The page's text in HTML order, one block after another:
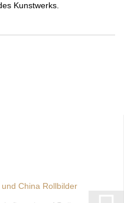
Kunstwerks.